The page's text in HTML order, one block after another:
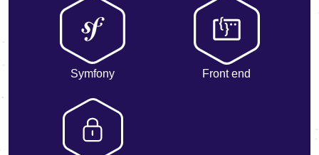
Symfony Front end